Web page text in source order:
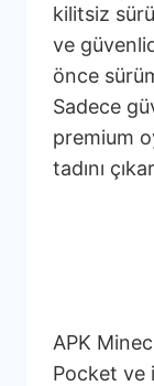
kilitsiz
ve
önce
Sadece
premium
tadını
APK
Pocket ve